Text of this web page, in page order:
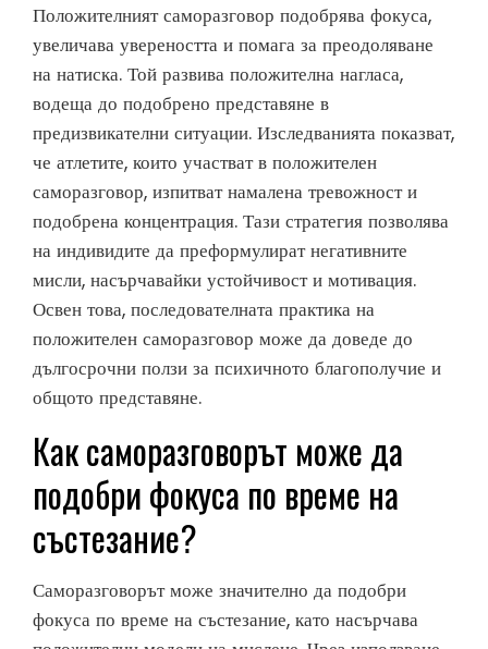
Положителният саморазговор подобрява фокуса,
увеличава увереността и помага за преодоляване
на натиска. Той развива положителна нагласа,
водеща до подобрено представяне в
предизвикателни ситуации. Изследванията показват,
че атлетите, които участват в положителен
саморазговор, изпитват намалена тревожност и
подобрена концентрация. Тази стратегия позволява
на индивидите да преформулират негативните
мисли, насърчавайки устойчивост и мотивация.
Освен това, последователната практика на
положителен саморазговор може да доведе до
дългосрочни ползи за психичното благополучие и
общото представяне.
Как саморазговорът може да
подобри фокуса по време на
състезание?
Саморазговорът може значително да подобри
фокуса по време на състезание, като насърчава